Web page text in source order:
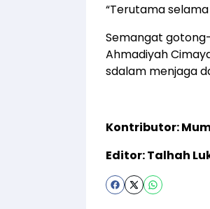
“Terutama
Semangat
Ahmadiyah
sdalam menjaga
Kontributor:
Editor: Talhah